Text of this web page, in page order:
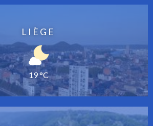
LIÈGE
19 °C